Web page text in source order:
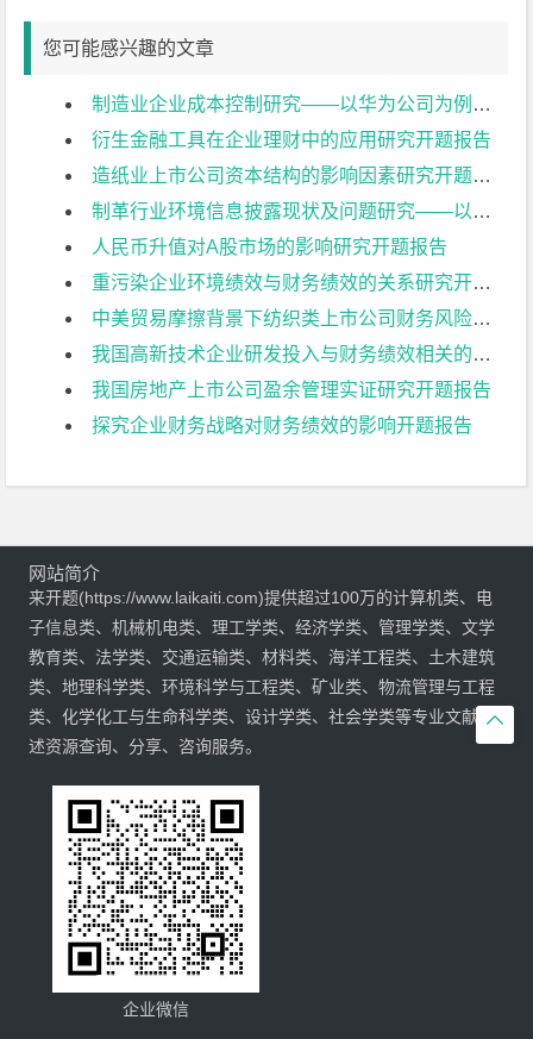
您可能感兴趣的文章
制造业企业成本控制研究——以华为公司为例开题报告
衍生金融工具在企业理财中的应用研究开题报告
造纸业上市公司资本结构的影响因素研究开题报告
制革行业环境信息披露现状及问题研究——以兴业皮革科技股份有限公司为例开题报告
人民币升值对A股市场的影响研究开题报告
重污染企业环境绩效与财务绩效的关系研究开题报告
中美贸易摩擦背景下纺织类上市公司财务风险控制研究:以华孚时尚为例开题报告
我国高新技术企业研发投入与财务绩效相关的影响因素分析——基于创业板上市公司的数据开题报告
我国房地产上市公司盈余管理实证研究开题报告
探究企业财务战略对财务绩效的影响开题报告

网站简介
来开题(https://www.laikaiti.com)提供超过100万的计算机类、电
子信息类、机械机电类、理工学类、经济学类、管理学类、文学
教育类、法学类、交通运输类、材料类、海洋工程类、土木建筑
类、地理科学类、环境科学与工程类、矿业类、物流管理与工程
类、化学化工与生命科学类、设计学类、社会学类等专业文献综
述资源查询、分享、咨询服务。
企业微信